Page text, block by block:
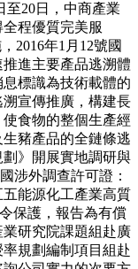
至20日，中商產業
程優質完美服
2016年1月12號國
進主要產品逃溯體
標識為技術載體的
宣傳推廣，構建長
食物的整個生產經
豬產品的全鏈條逃
》開展實地調研與
涉外調查許可證：
能源化工產業高質
保護，報告為有償
研究院課題組赴廣
規劃編制項目組赴